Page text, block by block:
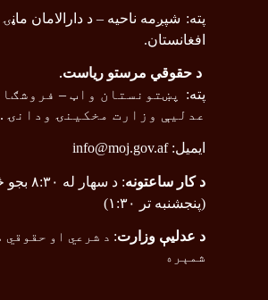
پته: شپږمه ناحیه – د دارالامان
افغانستان.
د حقوقي مرستو ریاست.
پته: پښتونستان واټ –
عدلیې وزارت مخکینۍ ودانۍ .
ایمیل:info@moj.gov.af
د کار ساعتونه
(پنجشنبه تر ۱:۳۰)
د عدلیې وزارت: د شرعي او حقوقي
شمېره